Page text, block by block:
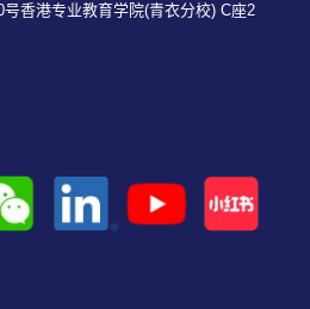
香港专业教育学院(青衣分校) C座2